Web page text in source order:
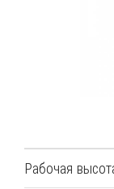
Рабочая